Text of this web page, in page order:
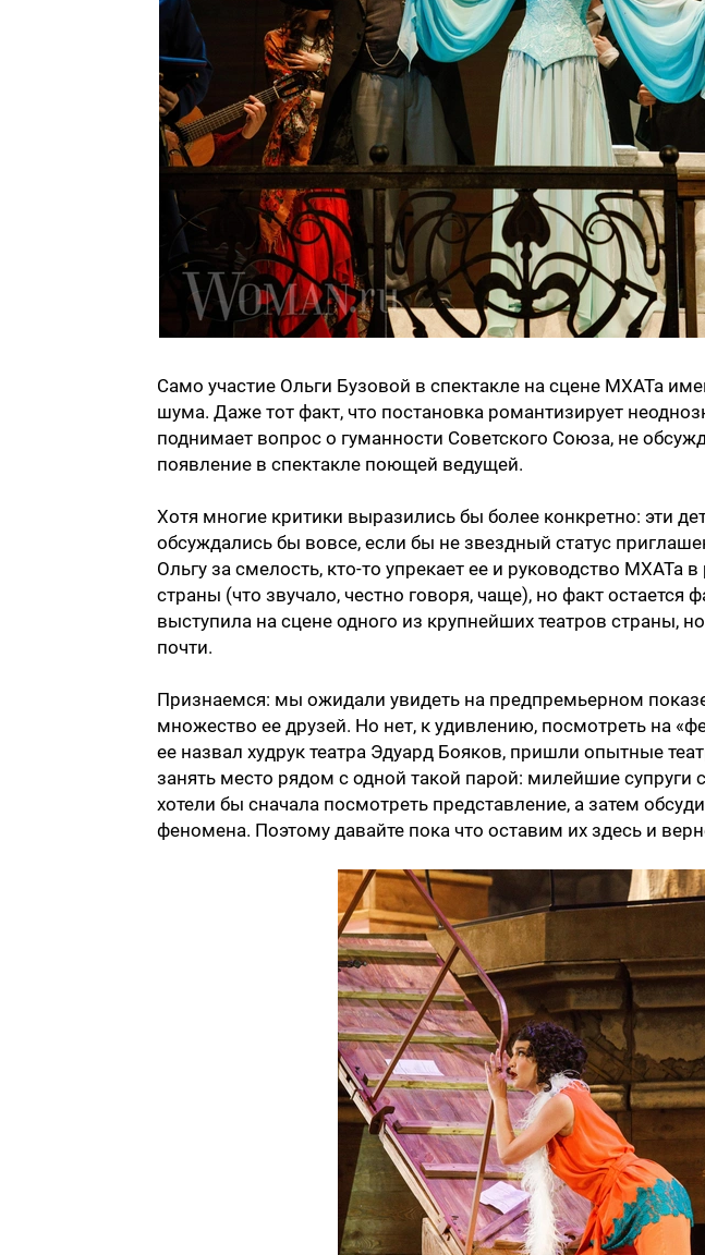
Само участие Ольги Бузовой в спектакле на сцене МХАТа
шума. Даже тот факт, что постановка романтизирует
поднимает вопрос о гуманности Советского Союза, не
появление в спектакле поющей ведущей.
Хотя многие критики выразились бы более конкретно: эти
обсуждались бы вовсе, если бы не звездный статус
Ольгу за смелость, кто-то упрекает ее и руководство МХАТа в
страны (что звучало, честно говоря, чаще), но факт остается
выступила на сцене одного из крупнейших театров страны,
почти.
Признаемся: мы ожидали увидеть на предпремьерном
множество ее друзей. Но нет, к удивлению, посмотреть на
ее назвал худрук театра Эдуард Бояков, пришли опытные
занять место рядом с одной такой парой: милейшие супруги
хотели бы сначала посмотреть представление, а затем
феномена. Поэтому давайте пока что оставим их здесь и